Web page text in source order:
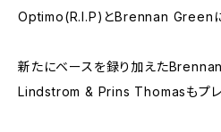
Optimo(R.I.P)とBrennan Greenに
新たにベースを録り加えた
Lindstrom & Prins Thomasもプレ